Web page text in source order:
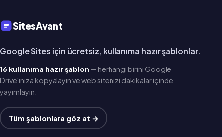
SitesAvant
Google Sites için ücretsiz, kullanıma hazır şablonlar.
16 kullanıma hazır şablon — herhangi birini Google
Drive'ınıza kopyalayın ve web sitenizi dakikalar içinde
yayımlayın.
Tüm şablonlara göz at →